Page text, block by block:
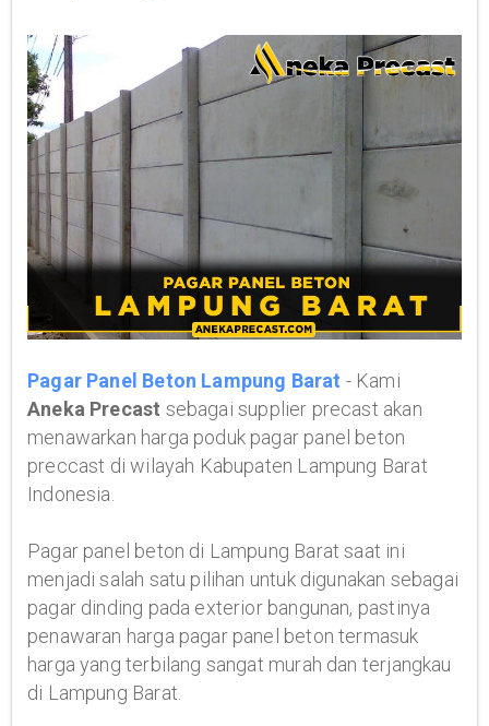
Pagar Panel Beton Lampung Barat - Kami
Aneka Precast sebagai supplier precast akan
menawarkan harga poduk pagar panel beton
preccast di wilayah Kabupaten Lampung Barat
Indonesia.
Pagar panel beton di Lampung Barat saat ini
menjadi salah satu pilihan untuk digunakan sebagai
pagar dinding pada exterior bangunan, pastinya
penawaran harga pagar panel beton termasuk
harga yang terbilang sangat murah dan terjangkau
di Lampung Barat.